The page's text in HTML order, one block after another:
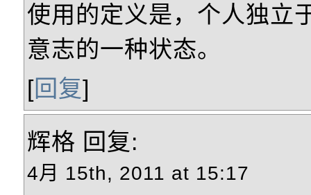
使用的定义是，个人独立
意志的一种状态。
[回复]
辉格 回复:
4月 15th, 2011 at 15:17